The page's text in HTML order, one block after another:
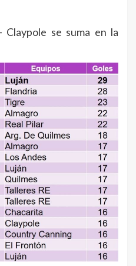
se suma en la